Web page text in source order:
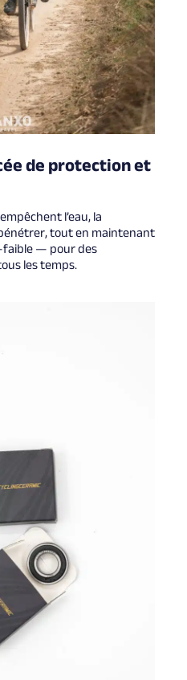
de protection et
l’eau, la
tout en maintenant
— pour des
les temps.